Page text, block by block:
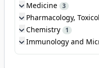
Medicine 3
Pharmacology,
Chemistry 1
Immunology and